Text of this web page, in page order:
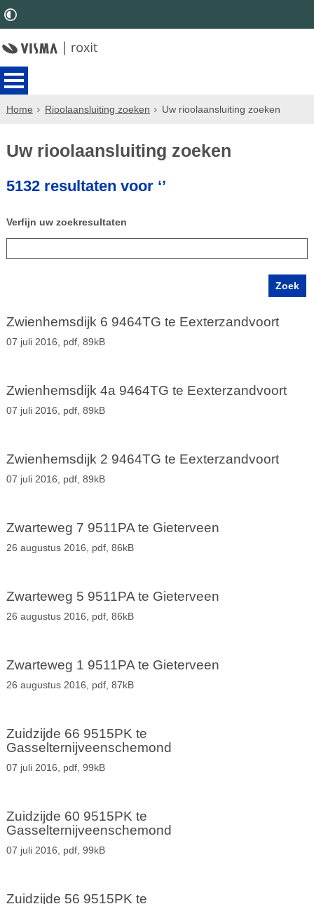
Home Rioolaansluiting zoeken Uw rioolaansluiting zoeken
Uw rioolaansluiting zoeken
5132 resultaten voor ‘’
Verfijn uw zoekresultaten
Zwienhemsdijk 6 9464TG te Eexterzandvoort
07 juli 2016, pdf, 89kB
Zwienhemsdijk 4a 9464TG te Eexterzandvoort
07 juli 2016, pdf, 89kB
Zwienhemsdijk 2 9464TG te Eexterzandvoort
07 juli 2016, pdf, 89kB
Zwarteweg 7 9511PA te Gieterveen
26 augustus 2016, pdf, 86kB
Zwarteweg 5 9511PA te Gieterveen
26 augustus 2016, pdf, 86kB
Zwarteweg 1 9511PA te Gieterveen
26 augustus 2016, pdf, 87kB
Zuidzijde 66 9515PK te
Gasselternijveenschemond
07 juli 2016, pdf, 99kB
Zuidzijde 60 9515PK te
Gasselternijveenschemond
07 juli 2016, pdf, 99kB
Zuidzijde 56 9515PK te